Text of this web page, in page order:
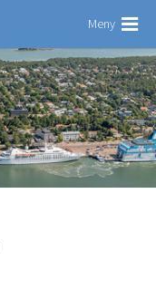
Meny